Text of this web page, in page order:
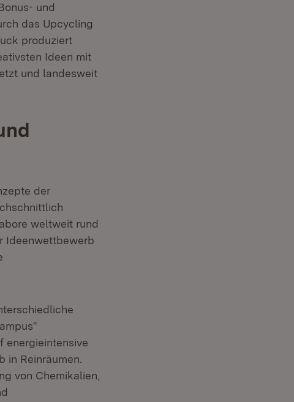
und
das Upcycling
produziert
Ideen mit
und landesweit
der
weltweit rund
Ideenwettbewerb
energieintensive
Reinräumen.
von Chemikalien,